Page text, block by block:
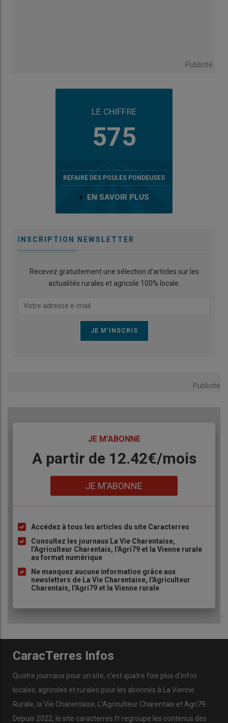
Publicité
LE CHIFFRE
575
REFAIRE DES POULES PONDEUSES
EN SAVOIR PLUS
INSCRIPTION NEWSLETTER
Recevez gratuitement une sélection d’articles sur les
actualités rurales et agricole 100% locale.
Publicité
JE M'ABONNE
Body
A partir de 12.42€/mois
JE M'ABONNE
Liste
à
puce
Accédez à tous les articles du site Caracterres
Consultez les journaux La Vie Charentaise,
l'Agriculteur Charentais, l'Agri79 et la Vienne rurale
au format numérique
Ne manquez aucune information grâce aux
newsletters de La Vie Charentaise, l'Agriculteur
Charentais, l'Agri79 et la Vienne rurale
CaracTerres Infos
Quatre journaux pour un site, c’est quatre fois plus d’infos
locales, agricoles et rurales pour les abonnés à La Vienne
Rurale, la Vie Charentaise, L’Agriculteur Charentais et Agri79.
Depuis 2022, le site caracterres.fr regroupe les contenus des